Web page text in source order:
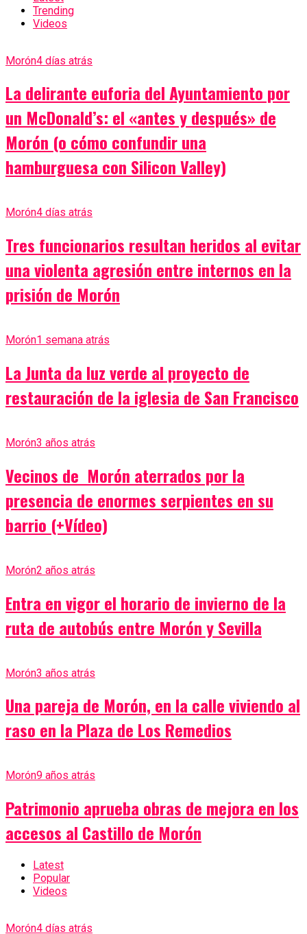
Trending
Videos
Morón4 días atrás
La delirante euforia del Ayuntamiento por
un McDonald’s: el «antes y después» de
Morón (o cómo confundir una
hamburguesa con Silicon Valley)
Morón4 días atrás
Tres funcionarios resultan heridos al evitar
una violenta agresión entre internos en la
prisión de Morón
Morón1 semana atrás
La Junta da luz verde al proyecto de
restauración de la iglesia de San Francisco
Morón3 años atrás
Vecinos de Morón aterrados por la
presencia de enormes serpientes en su
barrio (+Vídeo)
Morón2 años atrás
Entra en vigor el horario de invierno de la
ruta de autobús entre Morón y Sevilla
Morón3 años atrás
Una pareja de Morón, en la calle viviendo al
raso en la Plaza de Los Remedios
Morón9 años atrás
Patrimonio aprueba obras de mejora en los
accesos al Castillo de Morón
Latest
Popular
Videos
Morón4 días atrás